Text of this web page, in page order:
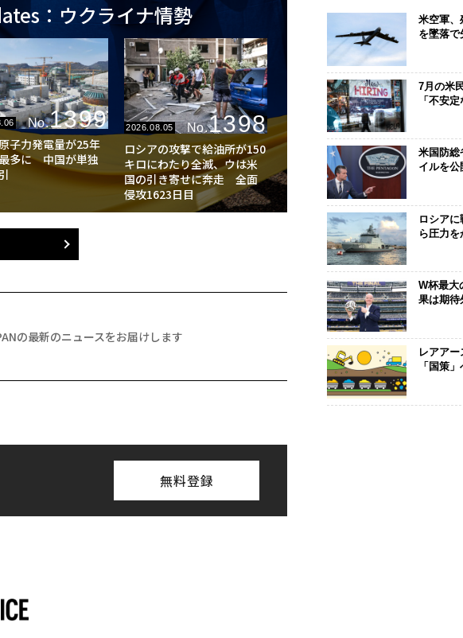
：ウクライナ情勢
No.1399
子力発電量が25年
多に 中国が単独
2026.08.05 No.1398
ロシアの攻撃で給油所が150
キロにわたり全滅、ウは米
国の引き寄せに奔走 全面
侵攻1623日目
の最新のニュースをお届けします
無料登録
米空軍、
を墜落
7月の米
「不安
米国防総
イルを公
ロシア
ら圧力を
W杯最大
果は期待
レアアー
「国策